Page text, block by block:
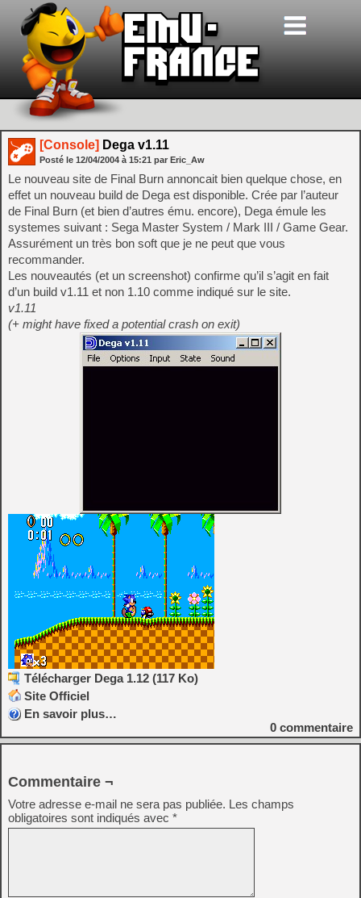
[Console] Dega v1.11
Posté le 12/04/2004 à 15:21 par Eric_Aw
Le nouveau site de Final Burn annoncait bien quelque chose, en
effet un nouveau build de Dega est disponible. Crée par l’auteur
de Final Burn (et bien d’autres ému. encore), Dega émule les
systemes suivant : Sega Master System / Mark III / Game Gear.
Assurément un très bon soft que je ne peut que vous
recommander.
Les nouveautés (et un screenshot) confirme qu’il s’agit en fait
d’un build v1.11 et non 1.10 comme indiqué sur le site.
v1.11
(+ might have fixed a potential crash on exit)
Télécharger Dega 1.12 (117 Ko)
Site Officiel
En savoir plus…
0 commentaire
Commentaire ¬
Votre adresse e-mail ne sera pas publiée. Les champs
obligatoires sont indiqués avec *